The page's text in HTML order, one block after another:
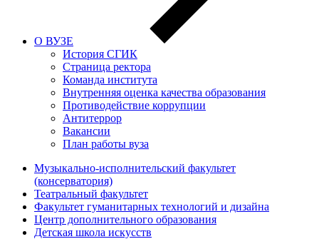
О ВУЗЕ
История СГИК
Страница ректора
Команда института
Внутренняя оценка качества образования
Противодействие коррупции
Антитеррор
Вакансии
План работы вуза
Музыкально-исполнительский факультет
(консерватория)
Театральный факультет
Факультет гуманитарных технологий и дизайна
Центр дополнительного образования
Детская школа искусств